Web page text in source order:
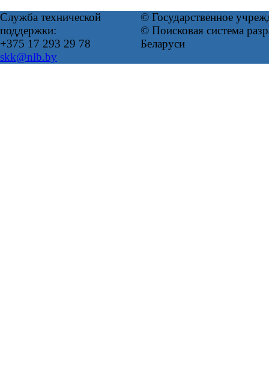
Служба технической
поддержки:
+375 17 293 29 78
skk@nlb.by
© Государственное
© Поисковая система
Беларуси